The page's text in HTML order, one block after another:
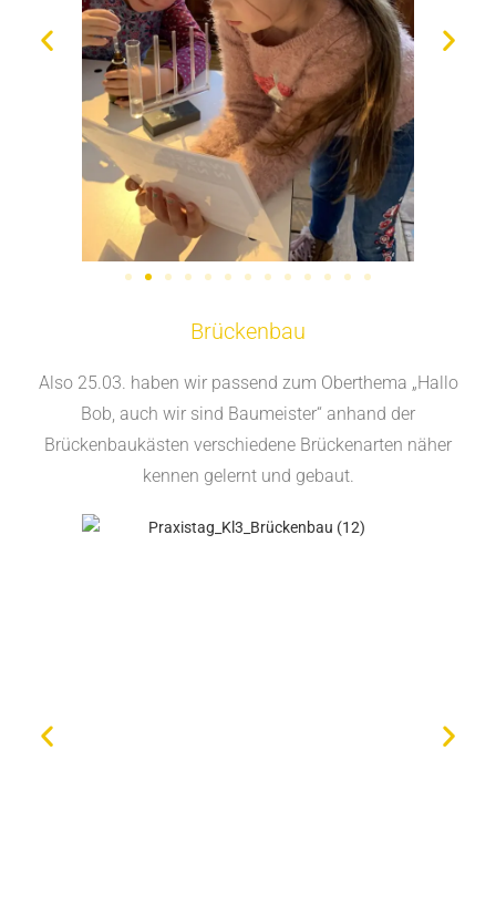
Brückenbau
Also 25.03. haben wir passend zum Oberthema „Hallo
Bob, auch wir sind Baumeister“ anhand der
Brückenbaukästen verschiedene Brückenarten näher
kennen gelernt und gebaut.